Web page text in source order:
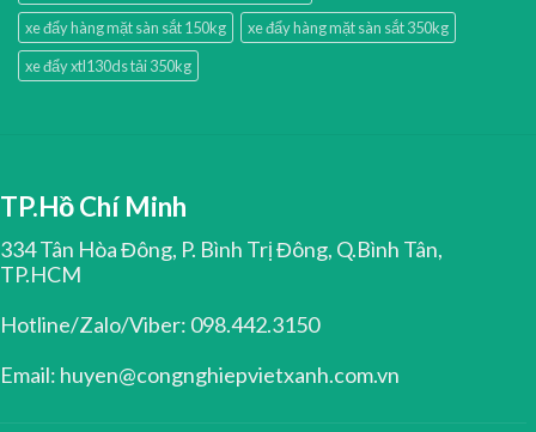
xe đẩy hàng mặt sàn sắt 150kg
xe đẩy hàng mặt sàn sắt 350kg
xe đẩy xtl130ds tải 350kg
TP.Hồ Chí Minh
334 Tân Hòa Đông, P. Bình Trị Đông, Q.Bình Tân,
TP.HCM
Hotline/Zalo/Viber: 098.442.3150
Email: huyen@congnghiepvietxanh.com.vn